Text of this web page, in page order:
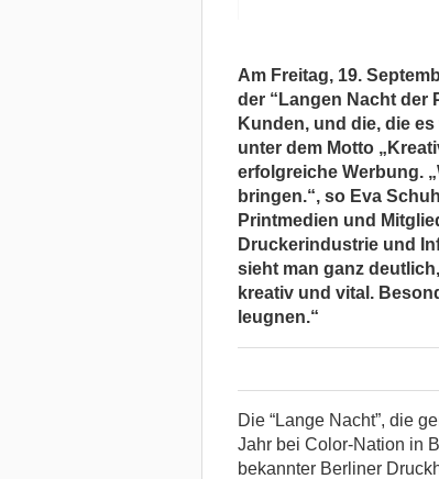
Am Freitag, 19.
der “Langen Nacht der
Kunden, und die, die
unter dem Motto
erfolgreiche Werbung.
bringen.“, so Eva
Printmedien und
Druckerindustrie und
sieht man ganz
kreativ und vital.
leugnen.“
Die “Lange Nacht”, die
Jahr bei Color-Nation in
bekannter Berliner